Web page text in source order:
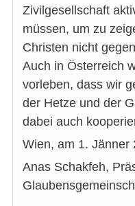
Zivilgesellschaft
müssen, um zu
Christen nicht
Auch in Österreich
vorleben, dass wir
der Hetze und der
dabei auch
Wien, am 1. Jänner
Anas Schakfeh,